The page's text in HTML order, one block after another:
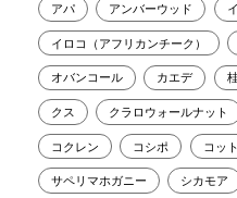
アパ アンバーウッド
イロコ（アフリカンチーク）
オバンコール カエデ
クス クラロウォールナット
コクレン コシポ コッ
サペリマホガニー シカモア